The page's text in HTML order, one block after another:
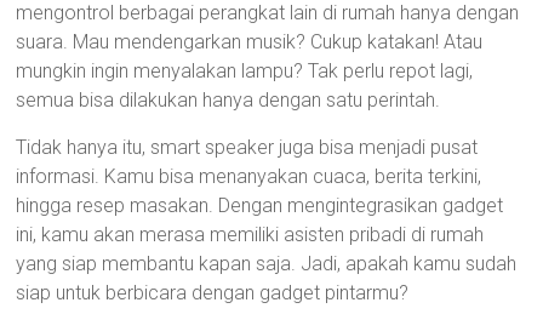
mengontrol berbagai perangkat lain di rumah hanya dengan
suara. Mau mendengarkan musik? Cukup katakan! Atau
mungkin ingin menyalakan lampu? Tak perlu repot lagi,
semua bisa dilakukan hanya dengan satu perintah.
Tidak hanya itu, smart speaker juga bisa menjadi pusat
informasi. Kamu bisa menanyakan cuaca, berita terkini,
hingga resep masakan. Dengan mengintegrasikan gadget
ini, kamu akan merasa memiliki asisten pribadi di rumah
yang siap membantu kapan saja. Jadi, apakah kamu sudah
siap untuk berbicara dengan gadget pintarmu?